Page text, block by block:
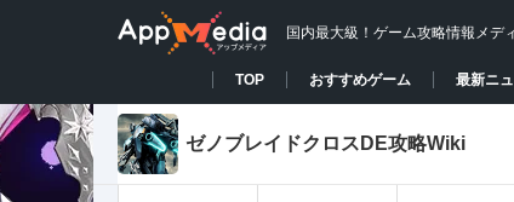
国内最大級！ゲーム攻略情報メデ
TOP おすすめゲーム 最新ニ
ゼノブレイドクロスDE攻略Wiki